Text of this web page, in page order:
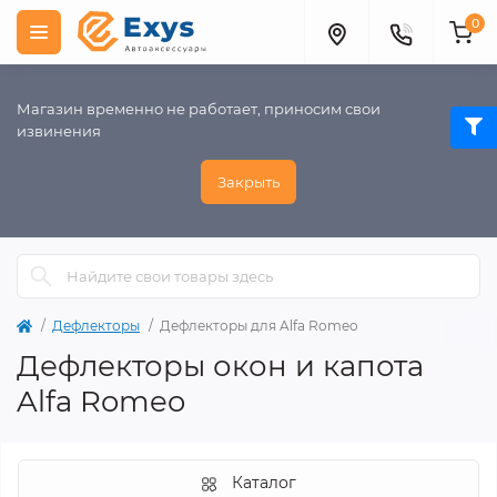
Магазин временно не работает, приносим свои
извинения
Закрыть
0
Дефлекторы Дефлекторы для Alfa Romeo
Дефлекторы окон и капота
Alfa Romeo
Каталог